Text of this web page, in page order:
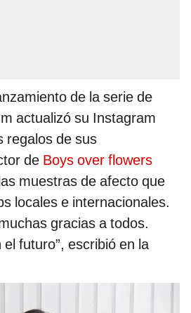
de la serie de
actualizó su Instagram
regalos de sus
de Boys over flowers
muestras de afecto que
locales e internacionales.
gracias a todos.
futuro”, escribió en la